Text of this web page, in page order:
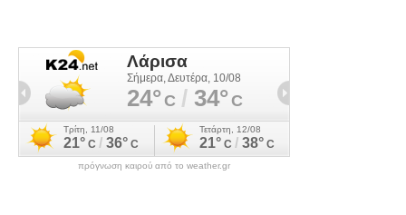
πρόγνωση καιρού από το weather.gr